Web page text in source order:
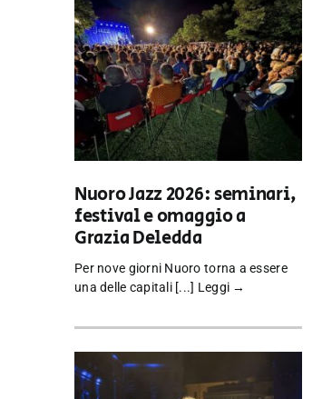
Nuoro Jazz 2026: seminari,
festival e omaggio a
Grazia Deledda
Per nove giorni Nuoro torna a essere
una delle capitali [...] Leggi →